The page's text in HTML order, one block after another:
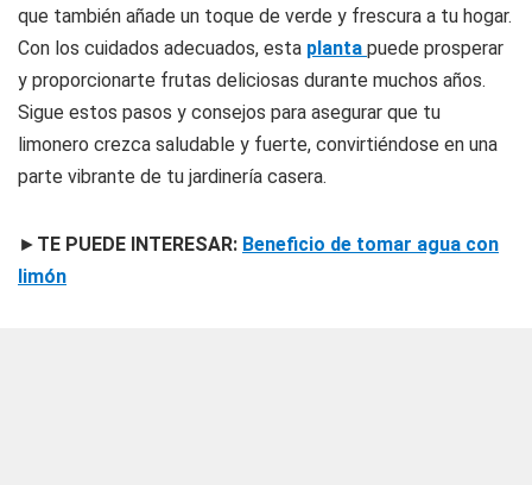
que también añade un toque de verde y frescura a tu hogar.
Con los cuidados adecuados, esta planta puede prosperar
y proporcionarte frutas deliciosas durante muchos años.
Sigue estos pasos y consejos para asegurar que tu
limonero crezca saludable y fuerte, convirtiéndose en una
parte vibrante de tu jardinería casera.
► TE PUEDE INTERESAR: Beneficio de tomar agua con
limón